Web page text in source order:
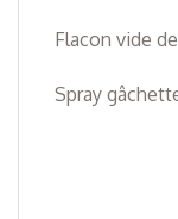
Flacon vide
Spray